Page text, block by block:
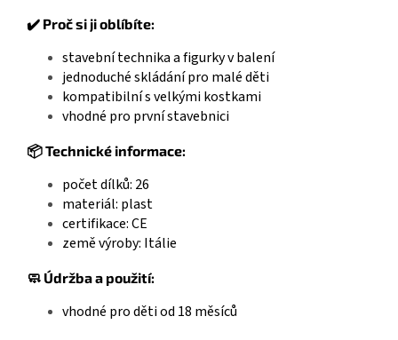
✔️ Proč si ji oblíbíte:
stavební technika a figurky v balení
jednoduché skládání pro malé děti
kompatibilní s velkými kostkami
vhodné pro první stavebnici
📦 Technické informace:
počet dílků: 26
materiál: plast
certifikace: CE
země výroby: Itálie
🧼 Údržba a použití:
vhodné pro děti od 18 měsíců